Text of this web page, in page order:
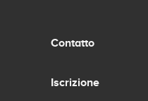
Contatto
Iscrizione